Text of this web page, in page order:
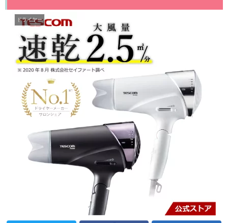
ドライヤー